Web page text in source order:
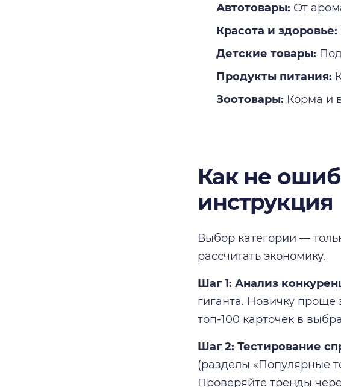
Автотовары: От
Красота и здоровье:
Детские товары:
Продукты питания:
Зоотовары: Корма и
Как не
инструкция
Выбор категории —
рассчитать экономику.
Шаг 1: Анализ
гиганта. Новичку проще
топ-100 карточек в
Шаг 2: Тестирование
(разделы «Популярные
Проверяйте тренды